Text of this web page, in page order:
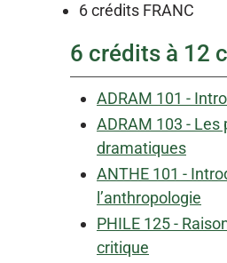
6 crédits FRANC
6 crédits à 12
ADRAM 101 -
ADRAM 103 - Les
dramatiques
ANTHE 101 -
l’anthropologie
PHILE 125 -
critique